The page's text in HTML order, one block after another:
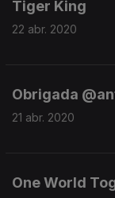
Tiger King
22 abr. 2020
Obrigada
21 abr. 2020
One World